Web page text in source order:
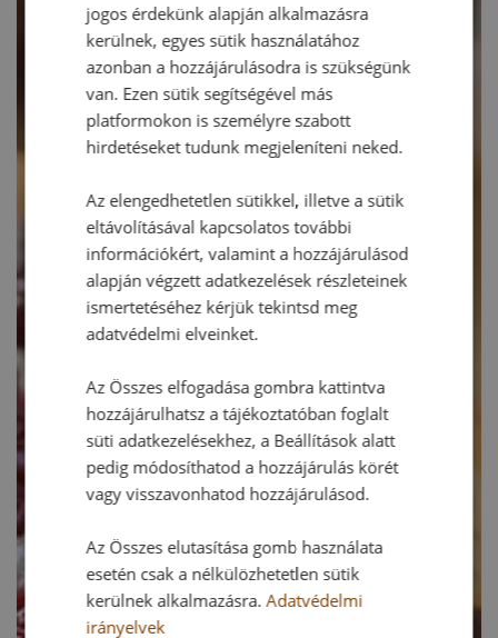
jogos érdekünk alapján alkalmazásra
kerülnek, egyes sütik használatához
azonban a hozzájárulásodra is szükségünk
van. Ezen sütik segítségével más
platformokon is személyre szabott
hirdetéseket tudunk megjeleníteni neked.
Az elengedhetetlen sütikkel, illetve a sütik
eltávolításával kapcsolatos további
információkért, valamint a hozzájárulásod
alapján végzett adatkezelések részleteinek
ismertetéséhez kérjük tekintsd meg
adatvédelmi elveinket.
Az Összes elfogadása gombra kattintva
hozzájárulhatsz a tájékoztatóban foglalt
süti adatkezelésekhez, a Beállítások alatt
pedig módosíthatod a hozzájárulás körét
vagy visszavonhatod hozzájárulásod.
Az Összes elutasítása gomb használata
esetén csak a nélkülözhetetlen sütik
kerülnek alkalmazásra.Adatvédelmi
irányelvek